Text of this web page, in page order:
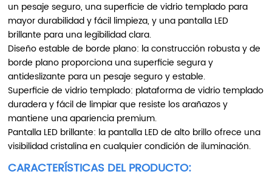
un pesaje seguro, una superficie de vidrio templado para
mayor durabilidad y fácil limpieza, y una pantalla LED
brillante para una legibilidad clara.
Diseño estable de borde plano: la construcción robusta y de
borde plano proporciona una superficie segura y
antideslizante para un pesaje seguro y estable.
Superficie de vidrio templado: plataforma de vidrio templado
duradera y fácil de limpiar que resiste los arañazos y
mantiene una apariencia premium.
Pantalla LED brillante: la pantalla LED de alto brillo ofrece una
visibilidad cristalina en cualquier condición de iluminación.
CARACTERÍSTICAS DEL PRODUCTO: